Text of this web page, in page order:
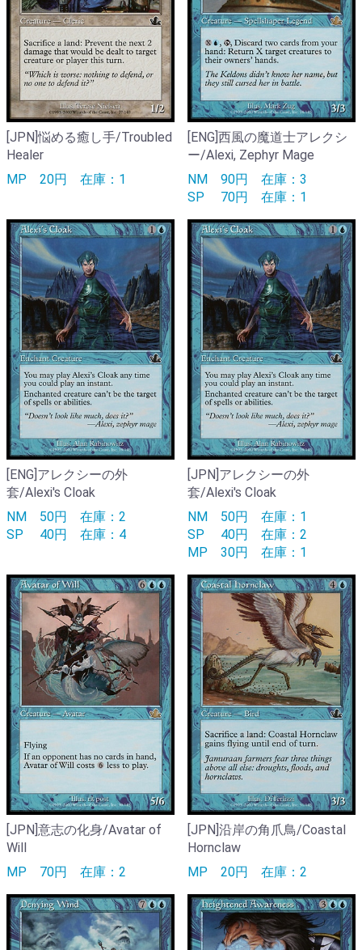
[JPN]悩める癒し手/Troubled
Healer
MP 20円 在庫：1
[ENG]西風の魔道士アレクシ
ー/Alexi, Zephyr Mage
NM 90円 在庫：3
SP
70円 在庫：1
[ENG]アレクシーの外
套/Alexi's Cloak
NM 50円 在庫：2
SP
40円 在庫：4
[JPN]アレクシーの外
套/Alexi's Cloak
NM 50円 在庫：1
SP
40円 在庫：2
MP 30円 在庫：1
[JPN]意志の化身/Avatar of
Will
MP 70円 在庫：2
[JPN]沿岸の角爪鳥/Coastal
Hornclaw
MP 20円 在庫：2